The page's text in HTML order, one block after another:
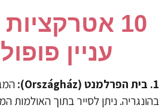
10 אטרקציות
עניין
המבנה
ניתן לסייר בתוך האולמות